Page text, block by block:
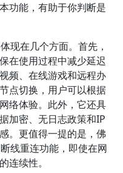
功能，有助于你判断是
现在几个方面。首先，
在使用过程中减少延迟
频、在线游戏和远程办
点切换，用户可以根据
络体验。此外，它还具
加密、无日志政策和IP
。更值得一提的是，佛
线重连功能，即使在网
连续性。